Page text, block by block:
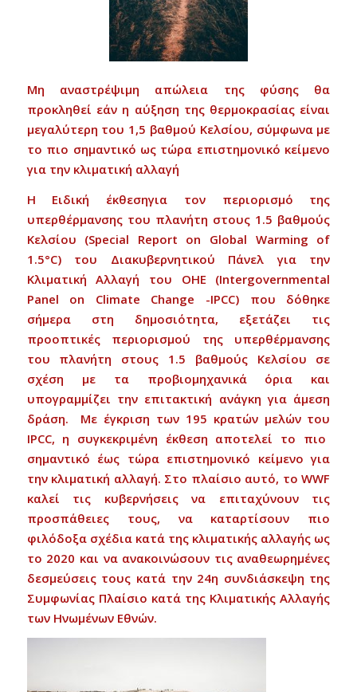
Μη αναστρέψιμη απώλεια της φύσης
θα
προκληθεί εάν η αύξηση της θερμοκρασίας είναι
μεγαλύτερη του 1,5 βαθμού Κελσίου, σύμφωνα με
το πιο σημαντικό ως τώρα επιστημονικό κείμενο
για την κλιματική αλλαγή
Η
Ειδική έκθεσηγια τον περιορισμό
της
υπερθέρμανσης του πλανήτη στους 1.5 βαθμούς
Κελσίου (Special Report on Global Warming of
1.5°C) του Διακυβερνητικού Πάνελ για
την
Κλιματική
Αλλαγή του ΟΗΕ (Intergovernmental
Panel on Climate Change -IPCC) που
δόθηκε
σήμερα
στη δημοσιότητα, εξετάζει
τις
προοπτικές
περιορισμού της
υπερθέρμανσης
του πλανήτη στους 1.5 βαθμούς Κελσίου
σε
σχέση
με τα προβιομηχανικά όρια
και
υπογραμμίζει την επιτακτική ανάγκη για άμεση
δράση. Με έγκριση των 195 κρατών μελών του
IPCC, η συγκεκριμένη έκθεση αποτελεί το πιο
σημαντικό έως τώρα επιστημονικό κείμενο για
την κλιματική αλλαγή. Στο πλαίσιο αυτό, το WWF
καλεί
τις κυβερνήσεις να επιταχύνουν
τις
προσπάθειες
τους, να καταρτίσουν
πιο
φιλόδοξα σχέδια κατά της κλιματικής αλλαγής ως
το 2020 και να ανακοινώσουν τις αναθεωρημένες
δεσμεύσεις τους κατά την24η συνδιάσκεψη της
Συμφωνίας Πλαίσιο κατά της Κλιματικής Αλλαγής
των Ηνωμένων Εθνών.